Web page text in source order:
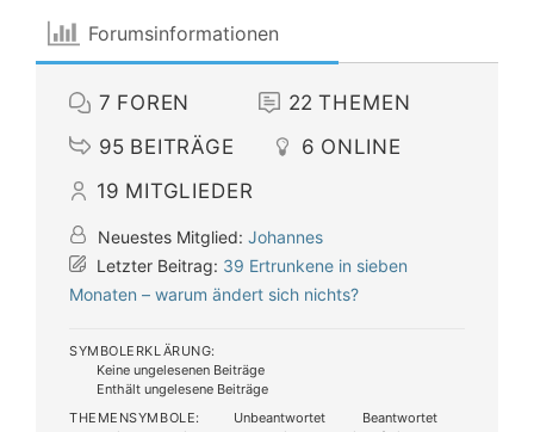
Forumsinformationen
7 FOREN 22 THEMEN
95 BEITRÄGE 6 ONLINE
19 MITGLIEDER
Neuestes Mitglied: Johannes
Letzter Beitrag: 39 Ertrunkene in sieben
Monaten – warum ändert sich nichts?
SYMBOLERKLÄRUNG:
Keine ungelesenen Beiträge
Enthält ungelesene Beiträge
THEMENSYMBOLE:
Unbeantwortet
Beantwortet